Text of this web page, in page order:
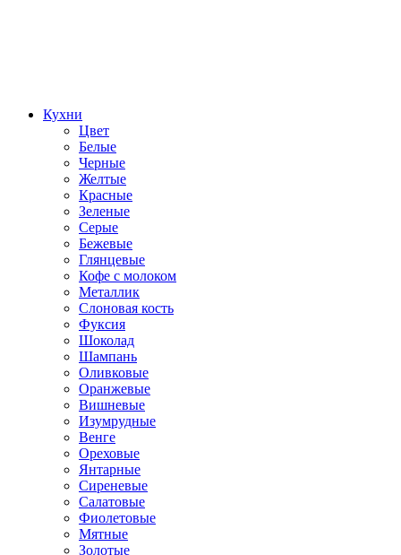
Кухни
Цвет
Белые
Черные
Желтые
Красные
Зеленые
Серые
Бежевые
Глянцевые
Кофе с молоком
Металлик
Слоновая кость
Фуксия
Шоколад
Шампань
Оливковые
Оранжевые
Вишневые
Изумрудные
Венге
Ореховые
Янтарные
Сиреневые
Салатовые
Фиолетовые
Мятные
Золотые